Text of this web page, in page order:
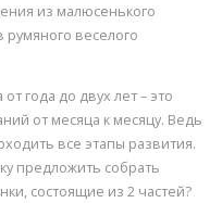
из малюсенького
веселого
года до двух лет – это
от месяца к месяцу. Ведь
все этапы развития.
предложить собрать
состоящие из 2 частей?